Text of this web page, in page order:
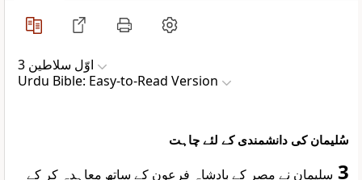
اوّل سلاطین 3
Urdu Bible: Easy-to-Read Version
سُلیمان کی دانشمندی کے لئے چاہت
3 سلیمان نے مصر کے بادشاہ فرعون کے ساتھ معاہدہ کر کے